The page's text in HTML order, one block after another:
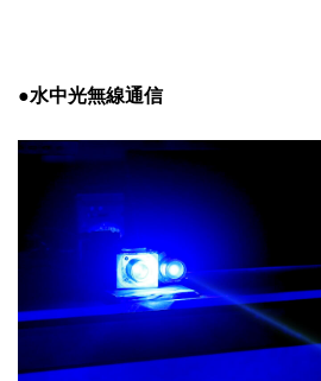
●水中光無線通信